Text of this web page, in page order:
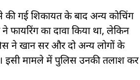
गई शिकायत के बाद अन्य कोचिंग
फायरिंग का दावा किया था, लेकिन
ने खान सर और दो अन्य लोगों के
मामले में पुलिस उनकी तलाश कर